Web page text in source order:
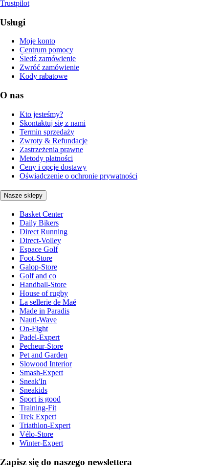
Trustpilot
Usługi
Moje konto
Centrum pomocy
Śledź zamówienie
Zwróć zamówienie
Kody rabatowe
O nas
Kto jesteśmy?
Skontaktuj się z nami
Termin sprzedaży
Zwroty & Refundacje
Zastrzeżenia prawne
Metody płatności
Ceny i opcje dostawy
Oświadczenie o ochronie prywatności
Nasze sklepy
Basket Center
Daily Bikers
Direct Running
Direct-Volley
Espace Golf
Foot-Store
Galop-Store
Golf and co
Handball-Store
House of rugby
La sellerie de Maé
Made in Paradis
Nauti-Wave
On-Fight
Padel-Expert
Pecheur-Store
Pet and Garden
Slowood Interior
Smash-Expert
Sneak'In
Sneakids
Sport is good
Training-Fit
Trek Expert
Triathlon-Expert
Vélo-Store
Winter-Expert
Zapisz się do naszego newslettera